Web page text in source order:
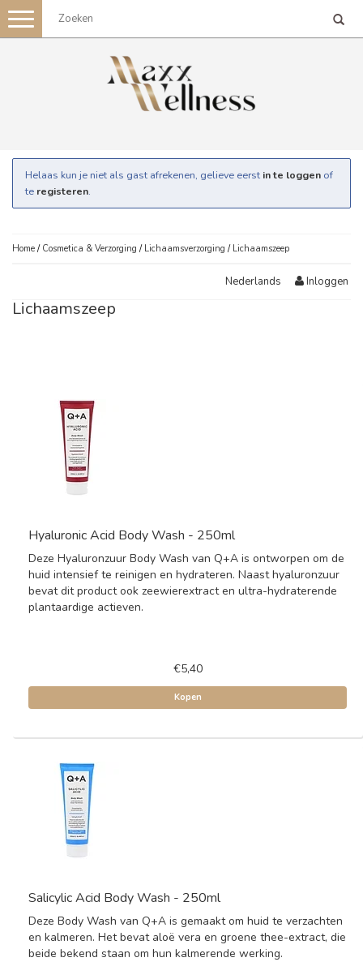
Toggle
navigation
Helaas kun je niet als gast afrekenen, gelieve eerst in te loggen of
te registeren.
Home / Cosmetica & Verzorging / Lichaamsverzorging / Lichaamszeep
Nederlands Inloggen
Lichaamszeep
Hyaluronic Acid Body Wash - 250ml
Deze Hyaluronzuur Body Wash van Q+A is ontworpen om de
huid intensief te reinigen en hydrateren. Naast hyaluronzuur
bevat dit product ook zeewierextract en ultra-hydraterende
plantaardige actieven.
€5,40
Kopen
Salicylic Acid Body Wash - 250ml
Deze Body Wash van Q+A is gemaakt om huid te verzachten
en kalmeren. Het bevat aloë vera en groene thee-extract, die
beide bekend staan om hun kalmerende werking.